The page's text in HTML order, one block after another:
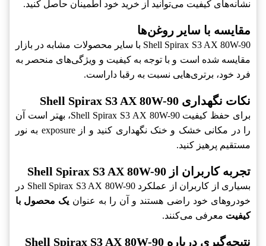
نشانه‌های کیفیت می‌توانید از خرید خود اطمینان حاصل کنید.
مقایسه با سایر روغن‌ها
Shell Spirax S3 AX 80W-90 با سایر محصولات مشابه در بازار
مقایسه شده است و با توجه به کیفیت و ویژگی‌های منحصر به
فرد خود، برتری‌هایی نسبت به رقبا داراست.
نکات نگهداری Shell Spirax S3 AX 80W-90
برای حفظ کیفیت Shell Spirax S3 AX 80W-90، بهتر است آن
را در مکانی خشک و خنک نگهداری کنید و از exposure به نور
مستقیم پرهیز کنید.
تجربه کاربران از Shell Spirax S3 AX 80W-90
بسیاری از کاربران از عملکرد Shell Spirax S3 AX 80W-90 در
خودروهای خود راضی هستند و آن را به عنوان یک محصول با
کیفیت معرفی می‌کنند.
نتیجه‌گیری درباره Shell Spirax S3 AX 80W-90